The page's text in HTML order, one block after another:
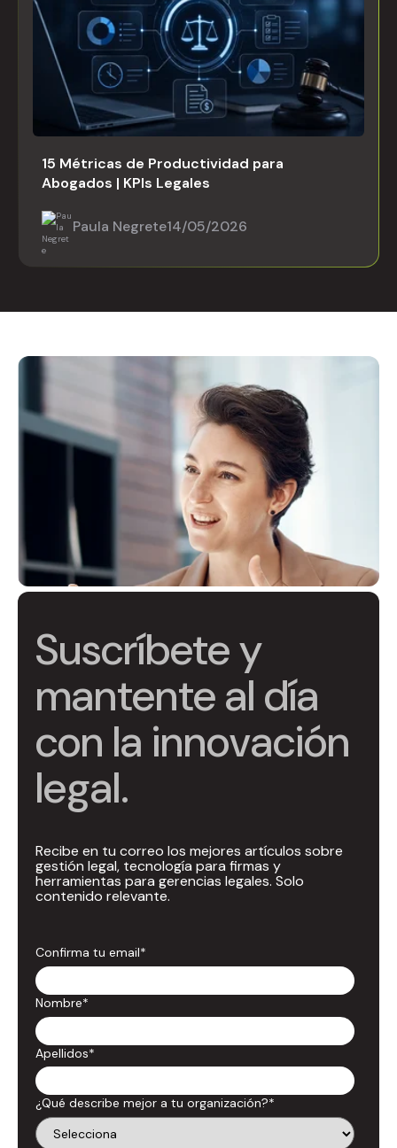
15 Métricas de Productividad para
Abogados | KPIs Legales
Paula Negrete14/05/2026
Suscríbete y
mantente al día
con la innovación
legal.
Recibe en tu correo los mejores artículos sobre
gestión legal, tecnología para firmas y
herramientas para gerencias legales. Solo
contenido relevante.
Confirma tu email*
Nombre*
Apellidos*
¿Qué describe mejor a tu organización?*